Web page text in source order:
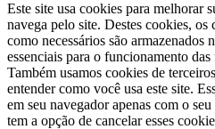
Este site usa cookies para melhorar
navega pelo site. Destes cookies, os
como necessários são armazenados
essenciais para o funcionamento
Também usamos cookies de
entender como você usa este site.
em seu navegador apenas com o
tem a opção de cancelar esses